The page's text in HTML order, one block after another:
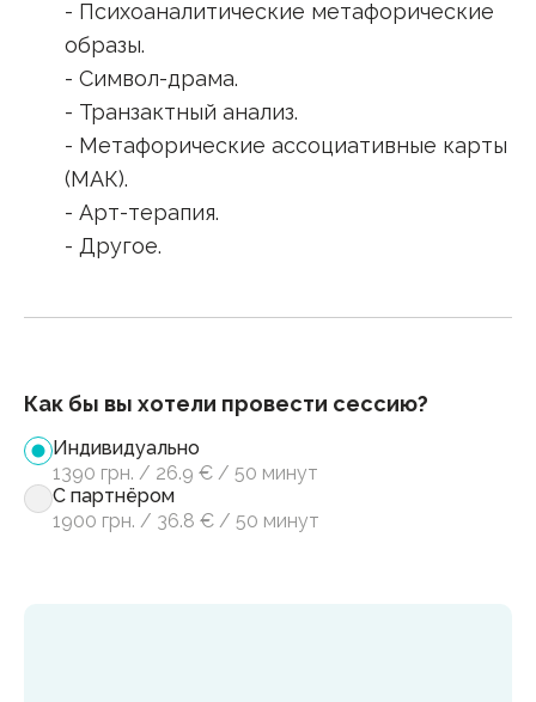
- Психоаналитические метафорические
образы.
- Символ-драма.
- Транзактный анализ.
- Метафорические ассоциативные карты
(МАК).
- Арт-терапия.
- Другое.
Как бы вы хотели провести сессию?
Индивидуально
1390 грн. / 26.9 € / 50 минут
С партнёром
1900 грн. / 36.8 € / 50 минут